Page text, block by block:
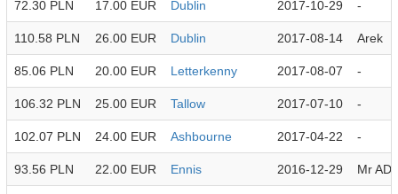
72.30 PLN 17.00 EUR Dublin 2017-10-29 -
110.58 PLN 26.00 EUR Dublin 2017-08-14 Arek
85.06 PLN 20.00 EUR Letterkenny 2017-08-07 -
106.32 PLN 25.00 EUR Tallow 2017-07-10 -
102.07 PLN 24.00 EUR Ashbourne 2017-04-22 -
93.56 PLN 22.00 EUR Ennis 2016-12-29 Mr AD